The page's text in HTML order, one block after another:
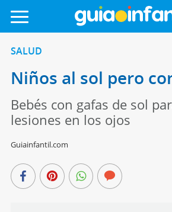
SALUD
Niños al sol pero
Bebés con gafas de sol
lesiones en los ojos
Guiainfantil.com